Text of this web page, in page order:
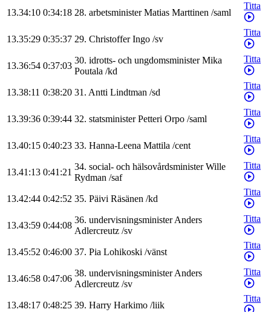
13.34:10 0:34:18 28. arbetsminister Matias Marttinen /saml
Titta
13.35:29 0:35:37 29. Christoffer Ingo /sv
Titta
13.36:54 0:37:03
30. idrotts- och ungdomsminister Mika
Poutala /kd
Titta
13.38:11 0:38:20 31. Antti Lindtman /sd
Titta
13.39:36 0:39:44 32. statsminister Petteri Orpo /saml
Titta
13.40:15 0:40:23 33. Hanna-Leena Mattila /cent
Titta
13.41:13 0:41:21
34. social- och hälsovårdsminister Wille
Rydman /saf
Titta
13.42:44 0:42:52 35. Päivi Räsänen /kd
Titta
13.43:59 0:44:08
36. undervisningsministerAnders
Adlercreutz /sv
Titta
13.45:52 0:46:00 37. Pia Lohikoski /vänst
Titta
13.46:58 0:47:06
38. undervisningsministerAnders
Adlercreutz /sv
Titta
13.48:17 0:48:25 39. Harry Harkimo /liik
Titta